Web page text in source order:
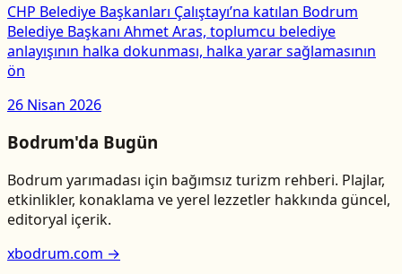
CHP Belediye Başkanları Çalıştayı’na katılan Bodrum
Belediye Başkanı Ahmet Aras, toplumcu belediye
anlayışının halka dokunması, halka yarar sağlamasının
ön
26 Nisan 2026
Bodrum'da Bugün
Bodrum yarımadası için bağımsız turizm rehberi. Plajlar,
etkinlikler, konaklama ve yerel lezzetler hakkında güncel,
editoryal içerik.
xbodrum.com →